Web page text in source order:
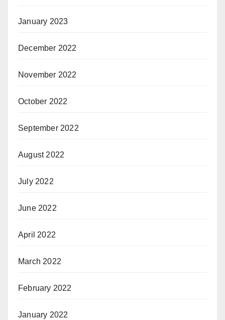
January 2023
December 2022
November 2022
October 2022
September 2022
August 2022
July 2022
June 2022
April 2022
March 2022
February 2022
January 2022